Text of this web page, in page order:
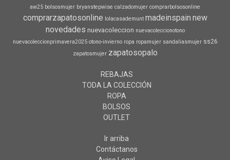
aw25 bolsosmujer bryanstepwise calzadomujer comprarbolsosonline
comprarzapatosonline lolacasademunt madeinspain new
novedades nuevacoleccion nuevacoleccionotono
nuevacoleccionprimavera2025 otono-invierno ropa ropamujer sandaliasmujer ss26
zapatosmujer zapatosopalo
REBAJAS
TODA LA COLECCIÓN
ROPA
BOLSOS
OUTLET
Ir arriba
Contáctanos